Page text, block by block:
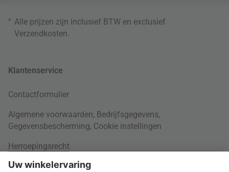
* Alle prijzen zijn inclusief BTW en exclusief
Verzendkosten
Klantenservice
Contactformulier
Algemene voorwaarden, Bedrijfsgegevens,
Gegevensbescherming, Cookie instellingen
Herroepingsrecht